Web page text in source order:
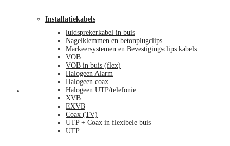
Mijn account
Installatiekabels
luidsprekerkabel in buis
Nagelklemmen en betonplugclips
Markeersystemen en Bevestigingsclips kabels
VOB
VOB in buis (flex)
Halogeen Alarm
Halogeen coax
Halogeen UTP/telefonie
XVB
EXVB
Coax (TV)
UTP + Coax in flexibele buis
UTP